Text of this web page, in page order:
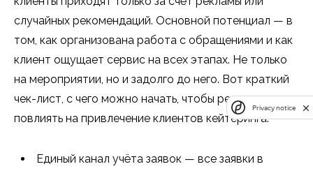
случайных рекомендаций. Основной потенциал — в
том, как организована работа с обращениями и как
клиент ощущает сервис на всех этапах. Не только
на мероприятии, но и задолго до него. Вот краткий
чек-лист, с чего можно начать, чтобы реально
повлиять на привлечение клиентов кейтеринга:
Единый канал учёта заявок — все заявки в
Privacy notice